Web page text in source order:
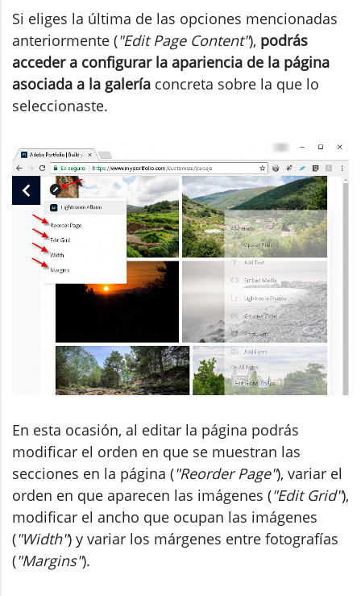
Si eliges la última de las opciones mencionadas
anteriormente ("Edit Page Content"), podrás
acceder a configurar la apariencia de la página
asociada a la galería concreta sobre la que lo
seleccionaste.
En esta ocasión, al editar la página podrás
modificar el orden en que se muestran las
secciones en la página ("Reorder Page"), variar el
orden en que aparecen las imágenes ("Edit Grid"),
modificar el ancho que ocupan las imágenes
("Width") y variar los márgenes entre fotografías
("Margins").